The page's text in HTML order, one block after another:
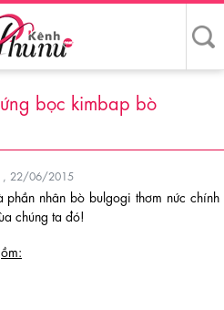
bọc kimbap bò
, 22/06/2015
phần nhân bò bulgogi thơm nức chính
chúng ta đó!